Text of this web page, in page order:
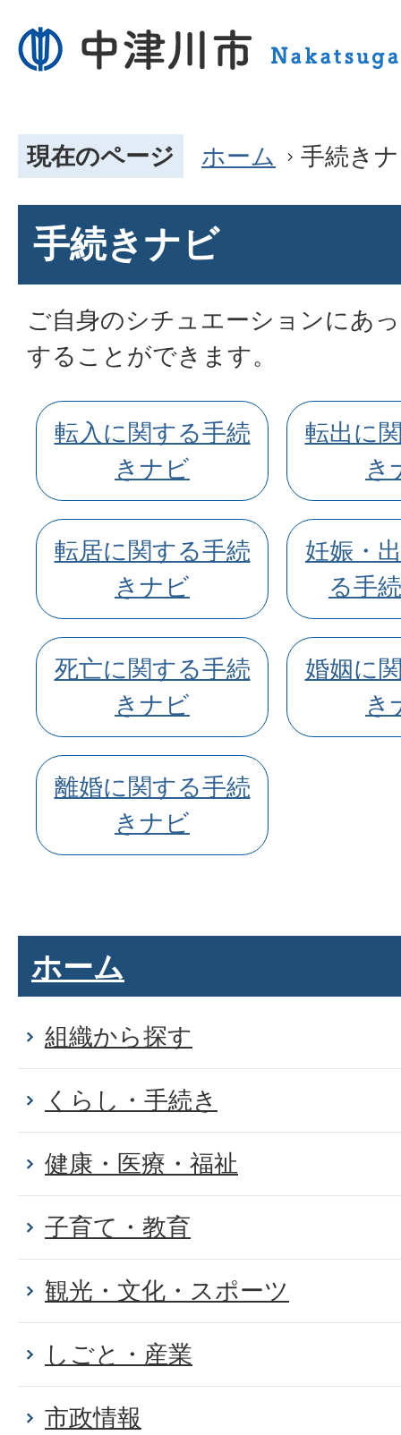
現在のページ ホーム 手続き
手続きナビ
ご自身のシチュエーションにあ
することができます。
転入に関する手続
きナビ
転出に
き
転居に関する手続
きナビ
妊娠・
る手
死亡に関する手続
きナビ
婚姻に
き
離婚に関する手続
きナビ
ホーム
組織から探す
くらし・手続き
健康・医療・福祉
子育て・教育
観光・文化・スポーツ
しごと・産業
市政情報